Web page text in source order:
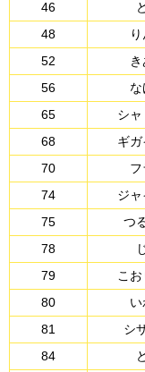
46
48
52
56
な
65
シ
68
ギガ
70
フ
74
ジ
75
つ
78
79
こお
80
81
シ
84